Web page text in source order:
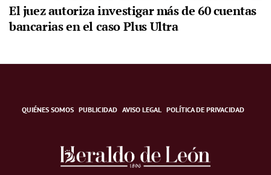
El juez autoriza investigar más de 60 cuentas
bancarias en el caso Plus Ultra
QUIÉNES SOMOS PUBLICIDAD AVISO LEGAL POLÍTICA DE PRIVACIDAD